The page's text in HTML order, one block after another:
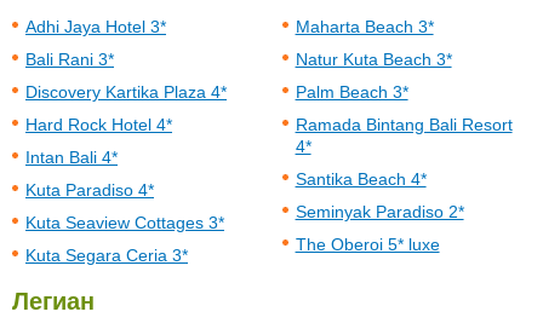
Adhi Jaya Hotel 3*
Bali Rani 3*
Discovery Kartika Plaza 4*
Hard Rock Hotel 4*
Intan Bali 4*
Kuta Paradiso 4*
Kuta Seaview Cottages 3*
Kuta Segara Ceria 3*
Maharta Beach 3*
Natur Kuta Beach 3*
Palm Beach 3*
Ramada Bintang Bali Resort
4*
Santika Beach 4*
Seminyak Paradiso 2*
The Oberoi 5* luxe
Легиан